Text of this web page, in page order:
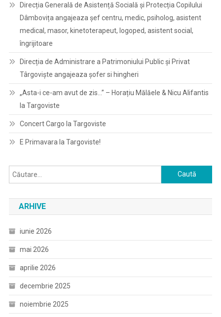
Direcția Generală de Asistență Socială și Protecția Copilului
Dâmbovița angajeaza șef centru, medic, psiholog, asistent
medical, masor, kinetoterapeut, logoped, asistent social,
îngrijitoare
Direcția de Administrare a Patrimoniului Public și Privat
Târgoviște angajeaza șofer si hingheri
„Asta-i ce-am avut de zis…” – Horațiu Mălăele & Nicu Alifantis
la Targoviste
Concert Cargo la Targoviste
E Primavara la Targoviste!
Caută
după:
ARHIVE
iunie 2026
mai 2026
aprilie 2026
decembrie 2025
noiembrie 2025